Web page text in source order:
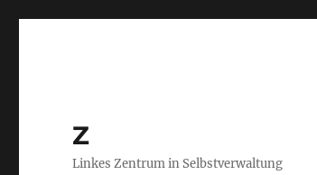
Z
Linkes Zentrum in Selbstverwaltung